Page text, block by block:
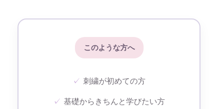
このような方へ
✓ 刺繍が初めての方
✓ 基礎からきちんと学びたい方